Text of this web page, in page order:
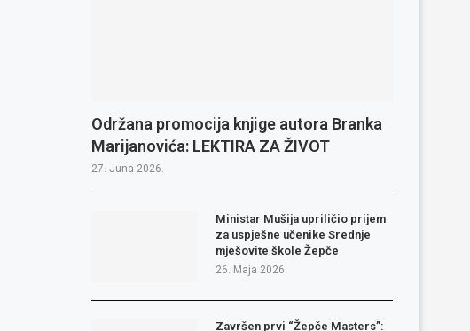
Održana promocija knjige autora Branka
Marijanovića: LEKTIRA ZA ŽIVOT
27. Juna 2026.
Ministar Mušija upriličio prijem
za uspješne učenike Srednje
mješovite škole Žepče
26. Maja 2026.
Završen prvi “Žepče Masters”: